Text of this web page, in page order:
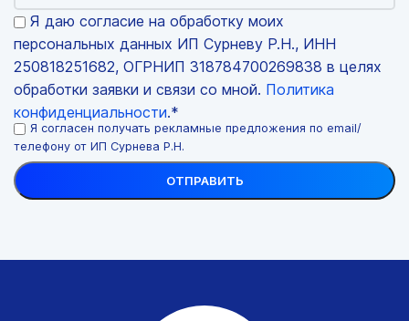
Я даю согласие на обработку моих
персональных данных ИП Сурневу Р.Н., ИНН
250818251682, ОГРНИП 318784700269838 в целях
обработки заявки и связи со мной. Политика
конфиденциальности.*
Я согласен получать рекламные предложения по email/
телефону от ИП Сурнева Р.Н.